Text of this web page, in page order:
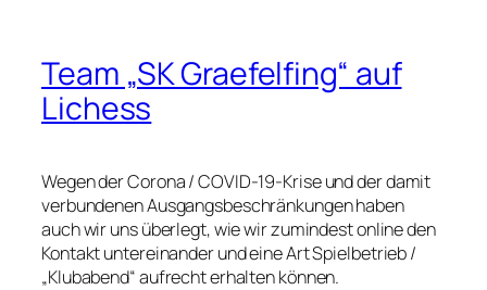
Team „SK Graefelfing“ auf
Lichess
Wegen der Corona / COVID-19-Krise und der damit
verbundenen Ausgangsbeschränkungen haben
auch wir uns überlegt, wie wir zumindest online den
Kontakt untereinander und eine Art Spielbetrieb /
„Klubabend“ aufrecht erhalten können.